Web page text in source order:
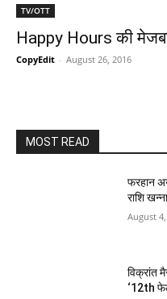
TV/OTT
Happy Hours की
CopyEdit - August 26, 2016
MOST READ
फरहान
राशि
August
विक्रांत
‘12th